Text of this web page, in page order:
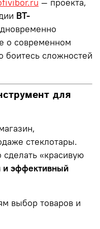
— проекта,
ВТ-
о современном
боитесь сложностей
для
стеклотары.
«красивую
и эффективный
выбор товаров и